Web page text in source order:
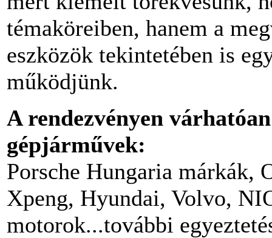
témaköreiben, hanem a
eszközök tekintetében is
működjünk.
A rendezvényen
gépjárművek:
Porsche Hungaria márkák,
Xpeng, Hyundai, Volvo,
motorok...további